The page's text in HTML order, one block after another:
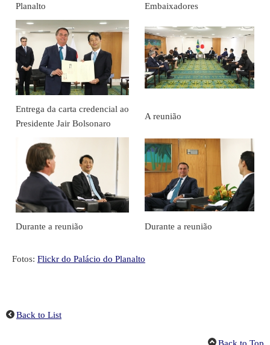
Planalto
Embaixadores
Entrega da carta credencial ao
Presidente Jair Bolsonaro
A reunião
Durante a reunião Durante a reunião
Fotos: Flickr do Palácio do Planalto
Back to List